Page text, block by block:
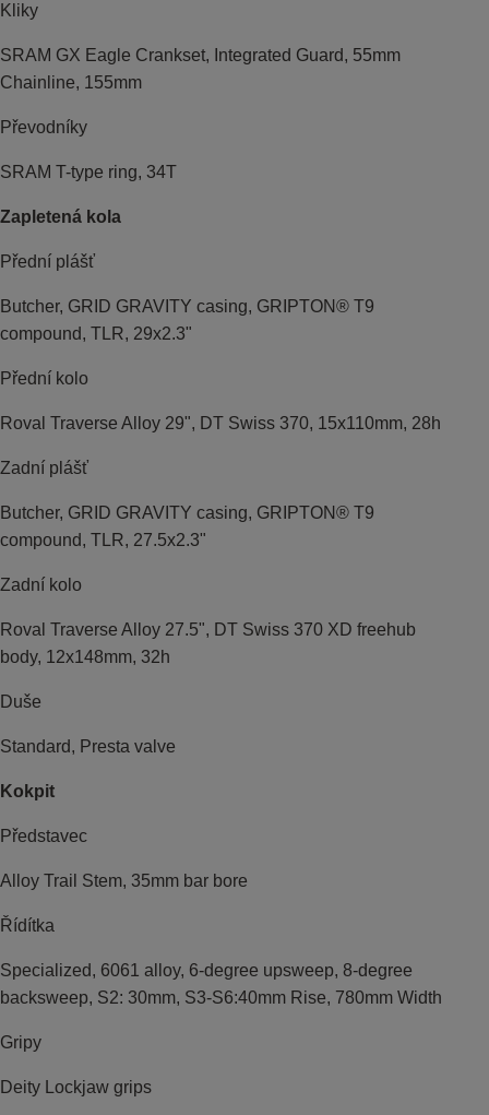
Kliky
SRAM GX Eagle Crankset, Integrated Guard, 55mm
Chainline, 155mm
Převodníky
SRAM T-type ring, 34T
Zapletená kola
Přední plášť
Butcher, GRID GRAVITY casing, GRIPTON® T9
compound, TLR, 29x2.3"
Přední kolo
Roval Traverse Alloy 29", DT Swiss 370, 15x110mm, 28h
Zadní plášť
Butcher, GRID GRAVITY casing, GRIPTON® T9
compound, TLR, 27.5x2.3"
Zadní kolo
Roval Traverse Alloy 27.5", DT Swiss 370 XD freehub
body, 12x148mm, 32h
Duše
Standard, Presta valve
Kokpit
Představec
Alloy Trail Stem, 35mm bar bore
Řídítka
Specialized, 6061 alloy, 6-degree upsweep, 8-degree
backsweep, S2: 30mm, S3-S6:40mm Rise, 780mm Width
Gripy
Deity Lockjaw grips